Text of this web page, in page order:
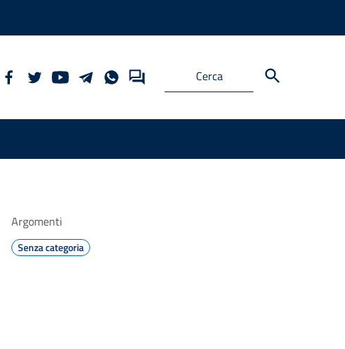
Argomenti
Senza categoria